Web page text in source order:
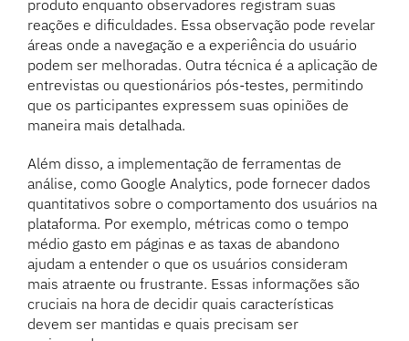
produto enquanto observadores registram suas
reações e dificuldades. Essa observação pode revelar
áreas onde a navegação e a experiência do usuário
podem ser melhoradas. Outra técnica é a aplicação de
entrevistas ou questionários pós-testes, permitindo
que os participantes expressem suas opiniões de
maneira mais detalhada.
Além disso, a implementação de ferramentas de
análise, como Google Analytics, pode fornecer dados
quantitativos sobre o comportamento dos usuários na
plataforma. Por exemplo, métricas como o tempo
médio gasto em páginas e as taxas de abandono
ajudam a entender o que os usuários consideram
mais atraente ou frustrante. Essas informações são
cruciais na hora de decidir quais características
devem ser mantidas e quais precisam ser